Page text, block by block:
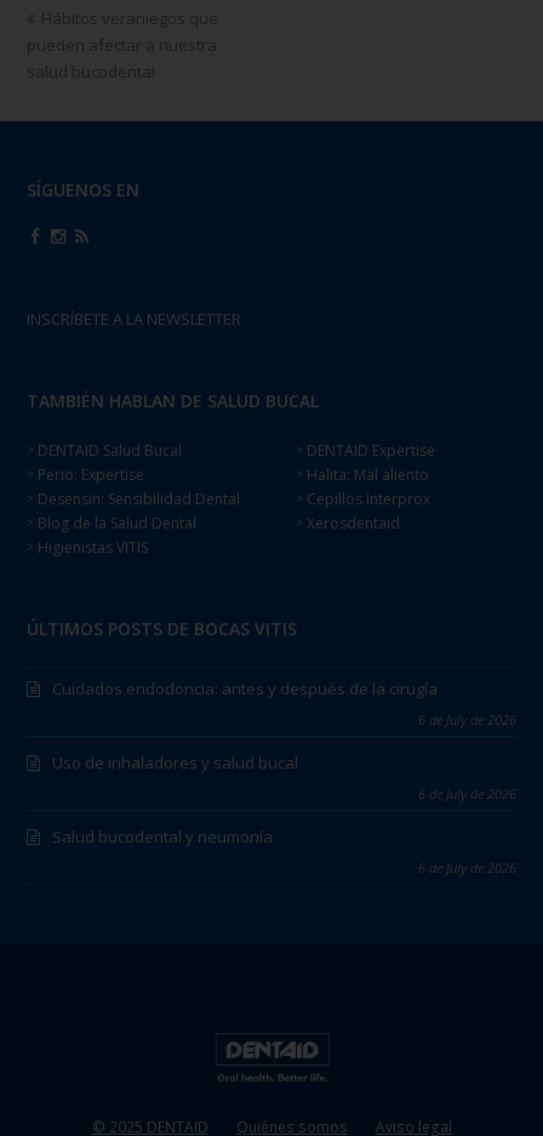
Hábitos veraniegos que
pueden afectar a nuestra
salud bucodental
SÍGUENOS EN
INSCRÍBETE A LA NEWSLETTER
TAMBIÉN HABLAN DE SALUD BUCAL
> DENTAID Salud Bucal
> Perio: Expertise
> Desensin: Sensibilidad Dental
> Blog de la Salud Dental
> Higienistas VITIS
> DENTAID Expertise
> Halita: Mal aliento
> Cepillos Interprox
> Xerosdentaid
ÚLTIMOS POSTS DE BOCAS VITIS
Cuidados endodoncia: antes y después de la cirugía
6 de July de 2026
Uso de inhaladores y salud bucal
6 de July de 2026
Salud bucodental y neumonía
6 de July de 2026
© 2025 DENTAID Quiénes somos Aviso legal